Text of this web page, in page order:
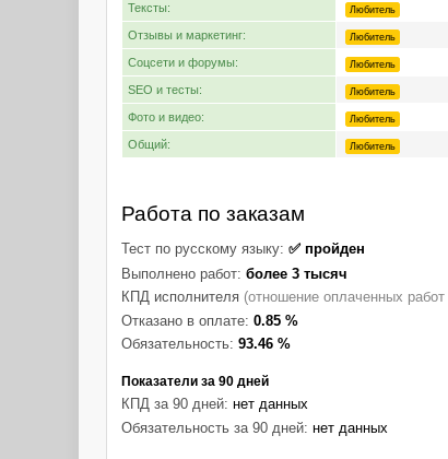
Тексты:
Любитель
Отзывы и маркетинг: Любитель
Соцсети и форумы: Любитель
SEO и тесты: Любитель
Фото и видео: Любитель
Общий: Любитель
Работа по заказам
Тест по русскому языку: ✅ пройден
Выполнено работ: более 3 тысяч
КПД исполнителя (отношение оплаченных
Отказано в оплате: 0.85 %
Обязательность: 93.46 %
Показатели за 90 дней
КПД за 90 дней: нет данных
Обязательность за 90 дней: нет данных